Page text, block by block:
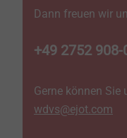
Dann freuen wir
+49 2752 908-
Gerne können Sie
​​​​​wdvs@ejot.com